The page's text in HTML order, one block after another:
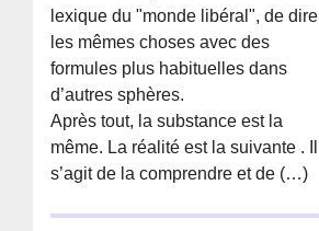
lexique du "monde libéral", de dire
les mêmes choses avec des
formules plus habituelles dans
d’autres sphères.
Après tout, la substance est la
même. La réalité est la suivante . Il
s’agit de la comprendre et de (…)